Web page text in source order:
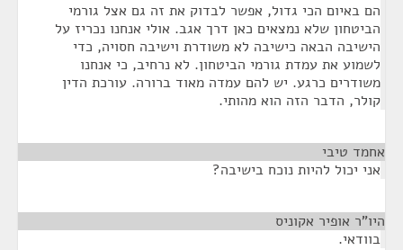
הם באיום הכי גדול, אפשר לבדוק את זה גם אצל גורמי
הביטחון שלא נמצאים כאן דרך אגב. אולי אנחנו נכריז על
הישיבה הבאה כישיבה לא משודרת וישיבה חסויה, כדי
לשמוע את עמדת גורמי הביטחון. לא נרחיב, כי אנחנו
משודרים כרגע. יש להם עמדה מאוד ברורה. עורכת הדין
קולר, הדבר הזה הוא מהותי.
אחמד טיבי
אני יכול להיות נוכח בישיבה?
היו"ר אופיר אקוניס
בוודאי.